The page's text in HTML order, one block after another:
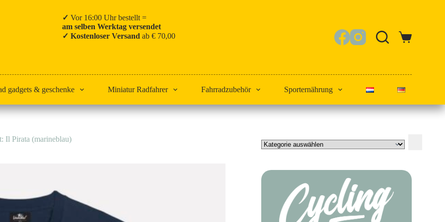
✓ Vor 16:00 Uhr bestellt =
am selben Werktag versendet
✓ Kostenloser Versand ab € 70,00
Warenkorb
gadgets & geschenke Miniatur Radfahrer Fahrradzubehör Sporternährung
Il Pirata (marineblau)
auswählen